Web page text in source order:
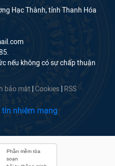
Hạc Thành, tỉnh Thanh Hóa
nếu không có sự chấp thuận
bảo mật Cookies RSS
Phần mềm tòa
soạn